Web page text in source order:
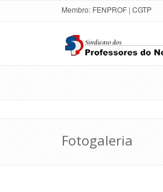
Membro: FENPROF | CGTP
Fotogaleria